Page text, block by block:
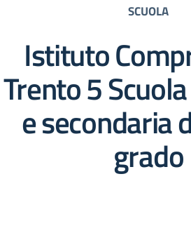
SCUOLA
Istituto
Trento 5
e secondaria
grado